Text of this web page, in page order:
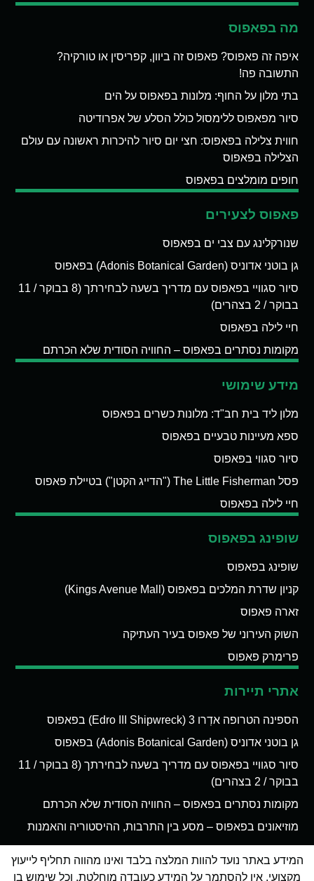
מה בפאפוס
איפה זה פאפוס? פאפוס זה ביוון, קפריסין או טורקיה?
התשובה פה!
בתי מלון על החוף: מלונות בפאפוס על הים
סיור מפאפוס ללימסול כולל הסלע של אפרודיטה
חווית צלילה בפאפוס: חצי יום סיור להיכרות ראשונה עם עולם
הצלילה בפאפוס
חופים מומלצים בפאפוס
פאפוס לצעירים
שנורקלינג עם צבי ים בפאפוס
גן בוטני אדוניס (Adonis Botanical Garden) בפאפוס
סיור סגוויי בפאפוס עם מדריך בשעה לבחירתך (8 בבוקר / 11
בבוקר / 2 בצהרים)
חיי לילה בפאפוס
מקומות נסתרים בפאפוס – החוויה הסודית שלא הכרתם
מידע שימושי
מלון ליד בית חב"ד: מלונות כשרים בפאפוס
ספא מעיינות טבעיים בפאפוס
סיור סגווי בפאפוס
פסל The Little Fisherman ("הדייג הקטן") בטיילת פאפוס
חיי לילה בפאפוס
שופינג בפאפוס
שופינג בפאפוס
קניון שדרת המלכים בפאפוס (Kings Avenue Mall)
זארה פאפוס
השוק העירוני של פאפוס בעיר העתיקה
פרימרק פאפוס
אתרי תיירות
הספינה הטרופה אדְרו 3 (Edro III Shipwreck) בפאפוס
גן בוטני אדוניס (Adonis Botanical Garden) בפאפוס
סיור סגוויי בפאפוס עם מדריך בשעה לבחירתך (8 בבוקר / 11
בבוקר / 2 בצהרים)
מקומות נסתרים בפאפוס – החוויה הסודית שלא הכרתם
מוזיאונים בפאפוס – מסע בין התרבות, ההיסטוריה והאמנות
המידע באתר נועד להוות המלצה בלבד ואינו מהווה תחליף לייעוץ
מקצועי. אין להסתמך על המידע כעובדה מוחלטת, וכל שימוש בו